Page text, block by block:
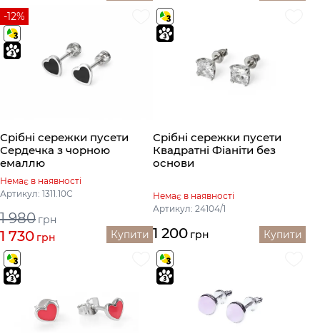
-12%
Срібні сережки пусети
Сердечка з чорною
емаллю
Немає в наявності
Артикул: 1311.10С
1 980 грн
1 730 грн Купити
Срібні сережки пусети
Квадратні Фіаніти без
основи
Немає в наявності
Артикул: 24104/1
1 200 грн Купити